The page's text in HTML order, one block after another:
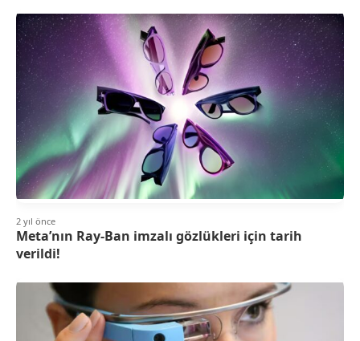
2 yıl önce
Meta’nın Ray-Ban imzalı gözlükleri için tarih
verildi!